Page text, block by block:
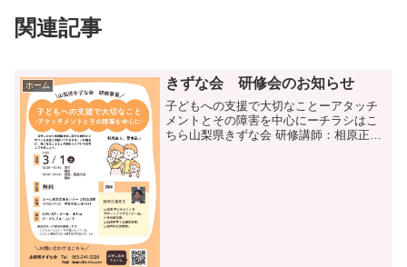
関連記事
ホーム きずな会 研修会のお知らせ
子どもへの支援で大切なことーアタッチ
メントとその障害を中心にーチラシはこ
ちら山梨県きずな会 研修講師：相原正男